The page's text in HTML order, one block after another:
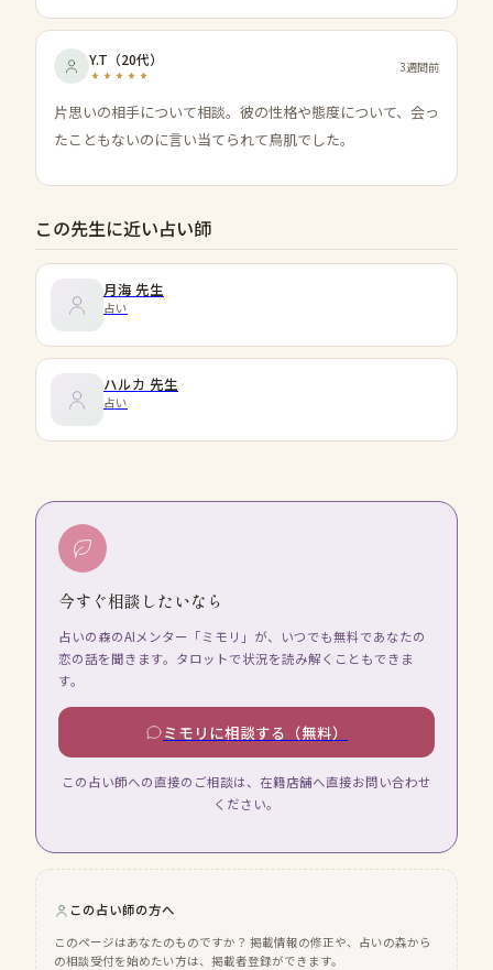
Y.T （20代） 3週間前
片思いの相手について相談。彼の性格や態度について、会っ
たこともないのに言い当てられて鳥肌でした。
この先生に近い占い師
月海 先生
占い
ハルカ 先生
占い
今すぐ相談したいなら
占いの森のAIメンター「ミモリ」が、いつでも無料であなたの
恋の話を聞きます。タロットで状況を読み解くこともできま
す。
ミモリに相談する（無料）
この占い師への直接のご相談は、在籍店舗へ直接お問い合わせ
ください。
この占い師の方へ
このページはあなたのものですか？ 掲載情報の修正や、占いの森から
の相談受付を始めたい方は、掲載者登録ができます。